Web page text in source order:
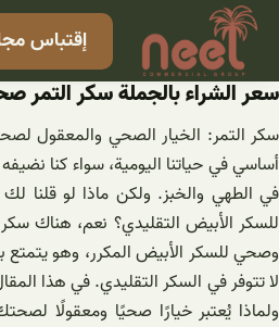
تخطى
المحتوى
إقتباس
سعر الشراء بالجملة سكر
سكر التمر: الخيار الصحي والمعقول
أساسي في حياتنا اليومية، سواء كنا
في الطهي والخبز. ولكن ماذا لو
للسكر الأبيض التقليدي؟ نعم، هناك
وصحي للسكر الأبيض المكرر، وهو يتمتع
لا تتوفر في السكر التقليدي. في هذا
ولماذا يُعتبر خيارًا صحيًا ومعقولًا